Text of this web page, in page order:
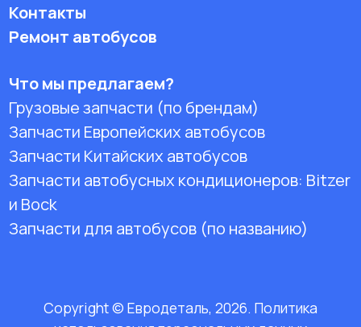
Контакты
Ремонт автобусов
Что мы предлагаем?
Грузовые запчасти (по брендам)
Запчасти Европейских автобусов
Запчасти Китайских автобусов
Запчасти автобусных кондиционеров: Bitzer
и Bock
Запчасти для автобусов (по названию)
Copyright © Евродеталь, 2026. Политика